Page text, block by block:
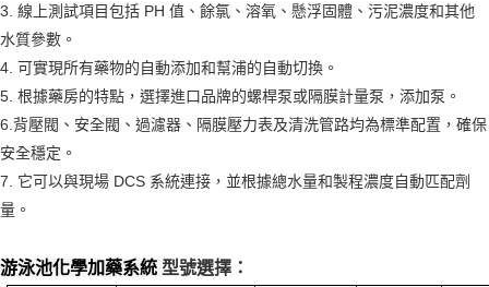
3. 線上測試項目包括 PH 值、餘氯、溶氧、懸浮固體、污泥濃度和其他
水質參數。
4. 可實現所有藥物的自動添加和幫浦的自動切換。
5. 根據藥房的特點，選擇進口品牌的螺桿泵或隔膜計量泵，添加泵。
6.背壓閥、安全閥、過濾器、隔膜壓力表及清洗管路均為標準配置，確保
安全穩定。
7. 它可以與現場 DCS 系統連接，並根據總水量和製程濃度自動匹配劑
量。
游泳池化學加藥系統 型號選擇：